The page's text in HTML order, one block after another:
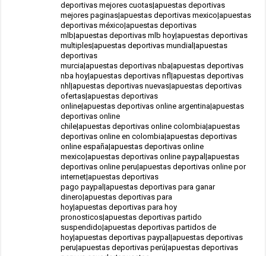
deportivas mejores cuotas|apuestas deportivas
mejores paginas|apuestas deportivas mexico|apuestas
deportivas méxico|apuestas deportivas
mlb|apuestas deportivas mlb hoy|apuestas deportivas
multiples|apuestas deportivas mundial|apuestas
deportivas
murcia|apuestas deportivas nba|apuestas deportivas
nba hoy|apuestas deportivas nfl|apuestas deportivas
nhl|apuestas deportivas nuevas|apuestas deportivas
ofertas|apuestas deportivas
online|apuestas deportivas online argentina|apuestas
deportivas online
chile|apuestas deportivas online colombia|apuestas
deportivas online en colombia|apuestas deportivas
online españa|apuestas deportivas online
mexico|apuestas deportivas online paypal|apuestas
deportivas online peru|apuestas deportivas online por
internet|apuestas deportivas
pago paypal|apuestas deportivas para ganar
dinero|apuestas deportivas para
hoy|apuestas deportivas para hoy
pronosticos|apuestas deportivas partido
suspendido|apuestas deportivas partidos de
hoy|apuestas deportivas paypal|apuestas deportivas
peru|apuestas deportivas perú|apuestas deportivas